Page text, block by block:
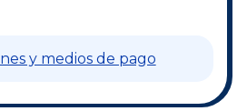
y medios de pago